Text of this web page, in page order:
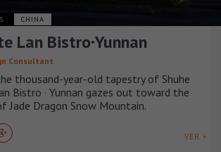
CHINA
Lan Bistro·Yunnan
Consultant
thousand-year-old tapestry of Shuhe
Bistro · Yunnan gazes out toward the
Jade Dragon Snow Mountain.
VER +